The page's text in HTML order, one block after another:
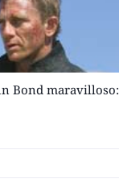
Bond maravilloso: